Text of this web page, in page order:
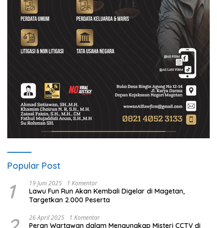
Popular Post
1 19 Juni 2025 1 Komentar
Lawu Fun Run Akan Kembali Digelar di Magetan,
Targetkan 2.000 Peserta
26 April 2025 1 Komentar
Peran Wartawan dalam Mengungkap Misteri CCTV di